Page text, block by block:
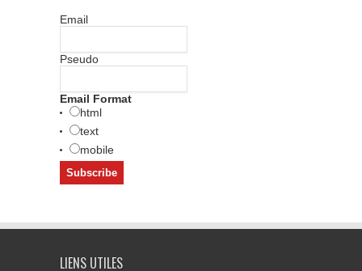
Email
Pseudo
Email Format
html
text
mobile
LIENS UTILES